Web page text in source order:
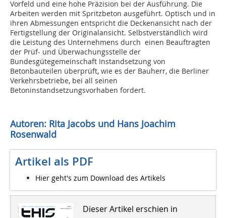
Vorfeld und eine hohe Präzision bei der Ausführung. Die
Arbeiten werden mit Spritzbeton ausgeführt. Optisch und in
ihren Abmessungen entspricht die Deckenansicht nach der
Fertigstellung der Originalansicht. Selbstverständlich wird
die Leistung des Unternehmens durch einen Beauftragten
der Prüf- und Überwachungsstelle der
Bundesgütegemeinschaft Instandsetzung von
Betonbauteilen überprüft, wie es der Bauherr, die Berliner
Verkehrsbetriebe, bei all seinen
Betoninstandsetzungsvorhaben fordert.
Autoren: Rita Jacobs und Hans Joachim
Rosenwald
Artikel als PDF
Hier geht's zum Download des Artikels
Dieser Artikel erschien in